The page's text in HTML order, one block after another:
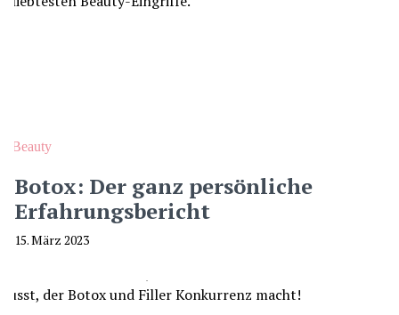
Beauty
Botox: Der ganz persönliche
Erfahrungsbericht
15. März 2023